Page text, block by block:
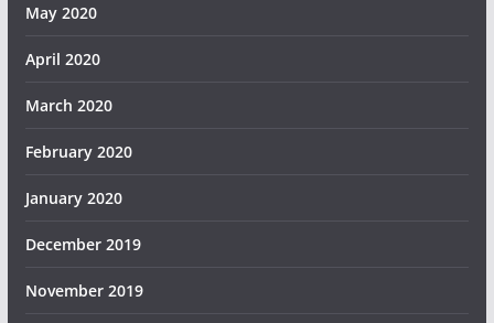
May 2020
April 2020
March 2020
February 2020
January 2020
December 2019
November 2019